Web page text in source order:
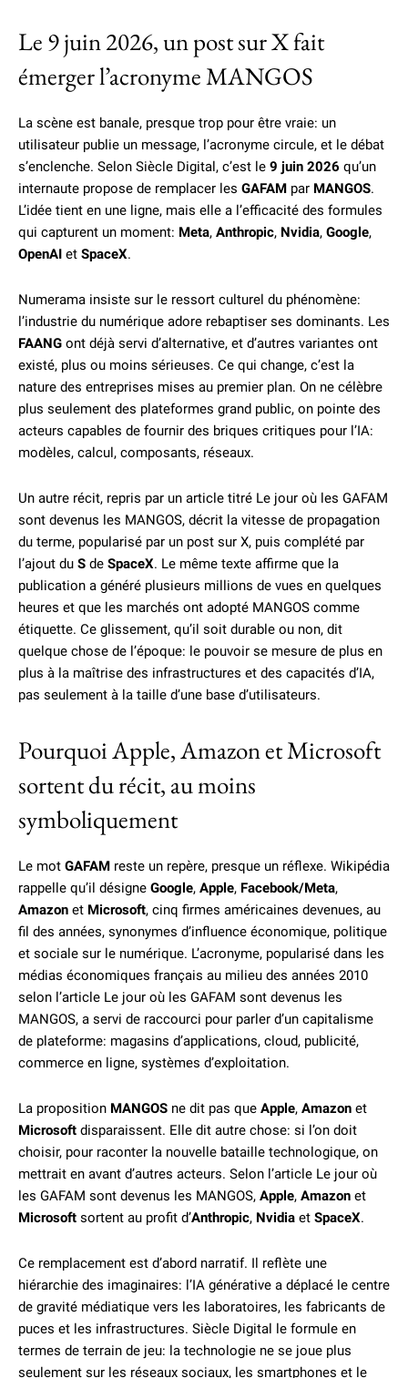
Le 9 juin 2026, un post sur X fait
émerger l’acronyme MANGOS
La scène est banale, presque trop pour être vraie: un
utilisateur publie un message, l’acronyme circule, et le débat
s’enclenche. Selon Siècle Digital, c’est le 9 juin 2026 qu’un
internaute propose de remplacer les GAFAM par MANGOS.
L’idée tient en une ligne, mais elle a l’efficacité des formules
qui capturent un moment: Meta, Anthropic, Nvidia, Google,
OpenAI et SpaceX.
Numerama insiste sur le ressort culturel du phénomène:
l’industrie du numérique adore rebaptiser ses dominants. Les
FAANG ont déjà servi d’alternative, et d’autres variantes ont
existé, plus ou moins sérieuses. Ce qui change, c’est la
nature des entreprises mises au premier plan. On ne célèbre
plus seulement des plateformes grand public, on pointe des
acteurs capables de fournir des briques critiques pour l’IA:
modèles, calcul, composants, réseaux.
Un autre récit, repris par un article titré Le jour où les GAFAM
sont devenus les MANGOS, décrit la vitesse de propagation
du terme, popularisé par un post sur X, puis complété par
l’ajout du S de SpaceX. Le même texte affirme que la
publication a généré plusieurs millions de vues en quelques
heures et que les marchés ont adopté MANGOS comme
étiquette. Ce glissement, qu’il soit durable ou non, dit
quelque chose de l’époque: le pouvoir se mesure de plus en
plus à la maîtrise des infrastructures et des capacités d’IA,
pas seulement à la taille d’une base d’utilisateurs.
Pourquoi Apple, Amazon et Microsoft
sortent du récit, au moins
symboliquement
Le mot GAFAM reste un repère, presque un réflexe. Wikipédia
rappelle qu’il désigne Google, Apple, Facebook/Meta,
Amazon et Microsoft, cinq firmes américaines devenues, au
fil des années, synonymes d’influence économique, politique
et sociale sur le numérique. L’acronyme, popularisé dans les
médias économiques français au milieu des années 2010
selon l’article Le jour où les GAFAM sont devenus les
MANGOS, a servi de raccourci pour parler d’un capitalisme
de plateforme: magasins d’applications, cloud, publicité,
commerce en ligne, systèmes d’exploitation.
La proposition MANGOS ne dit pas que Apple, Amazon et
Microsoft disparaissent. Elle dit autre chose: si l’on doit
choisir, pour raconter la nouvelle bataille technologique, on
mettrait en avant d’autres acteurs. Selon l’article Le jour où
les GAFAM sont devenus les MANGOS, Apple, Amazon et
Microsoft sortent au profit d’Anthropic, Nvidia et SpaceX.
Ce remplacement est d’abord narratif. Il reflète une
hiérarchie des imaginaires: l’IA générative a déplacé le centre
de gravité médiatique vers les laboratoires, les fabricants de
puces et les infrastructures. Siècle Digital le formule en
termes de terrain de jeu: la technologie ne se joue plus
seulement sur les réseaux sociaux, les smartphones et le